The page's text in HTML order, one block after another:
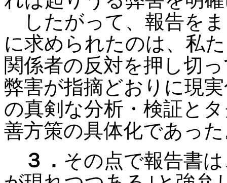
したがって、報告を
に求められたのは、私
関係者の反対を押し切
弊害が指摘どおりに現
の真剣な分析・検証と
善方策の具体化であっ
３． その点で報告書